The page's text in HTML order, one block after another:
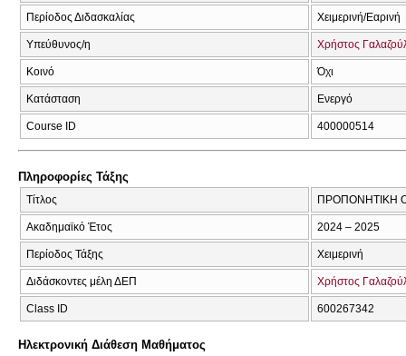
Περίοδος Διδασκαλίας Χειμερινή/Εαρινή
Υπεύθυνος/η Χρήστος
Κοινό Όχι
Κατάσταση Ενεργό
Course ID 400000514
Πληροφορίες Τάξης
Τίτλος ΠΡΟΠΟΝΗΤΙΚΗ
Ακαδημαϊκό Έτος 2024 – 2025
Περίοδος Τάξης Χειμερινή
Διδάσκοντες μέλη ΔΕΠ Χρήστος
Class ID 600267342
Ηλεκτρονική Διάθεση Μαθήματος